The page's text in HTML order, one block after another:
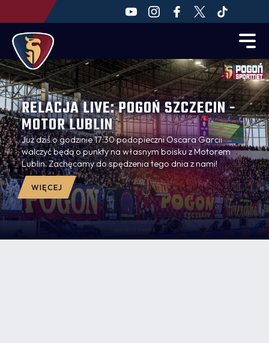
RELACJA LIVE: POGOŃ SZCZECIN -
MOTOR LUBLIN
Już dziś o godzinie 17:30 podopieczni Oscara Garcii
walczyć będą o punkty na własnym boisku z Motorem
Lublin. Zachęcamy do spędzenia tego dnia z nami!
WIĘCEJ